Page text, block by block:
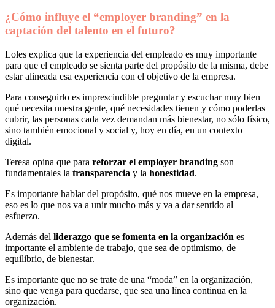
¿Cómo influye el “employer branding” en la
captación del talento en el futuro?
Loles explica que la experiencia del empleado es muy importante
para que el empleado se sienta parte del propósito de la misma, debe
estar alineada esa experiencia con el objetivo de la empresa.
Para conseguirlo es imprescindible preguntar y escuchar muy bien
qué necesita nuestra gente, qué necesidades tienen y cómo poderlas
cubrir, las personas cada vez demandan más bienestar, no sólo físico,
sino también emocional y social y, hoy en día, en un contexto
digital.
Teresa opina que para reforzar el employer branding son
fundamentales la transparencia y la honestidad.
Es importante hablar del propósito, qué nos mueve en la empresa,
eso es lo que nos va a unir mucho más y va a dar sentido al
esfuerzo.
Además del liderazgo que se fomenta en la organización es
importante el ambiente de trabajo, que sea de optimismo, de
equilibrio, de bienestar.
Es importante que no se trate de una “moda” en la organización,
sino que venga para quedarse, que sea una línea continua en la
organización.